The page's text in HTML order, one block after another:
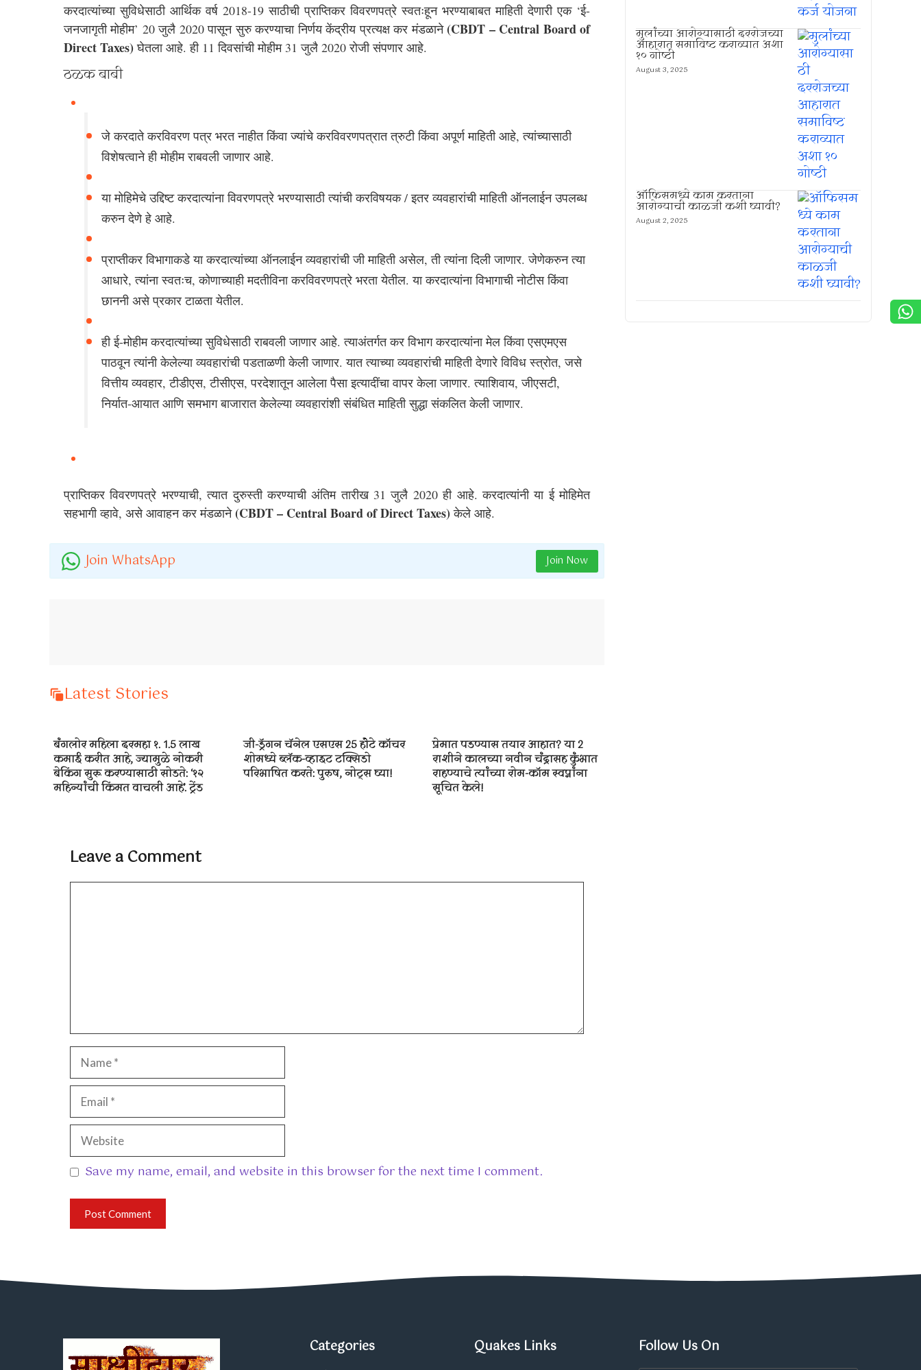
करदात्यांच्या सुविधेसाठी आर्थिक वर्ष 2018-19 साठीची प्राप्तिकर विवरणपत्रे स्वतःहून भरण्याबाबत माहिती देणारी एक ‘ई-
जनजागृती मोहीम’ 20 जुलै 2020 पासून सुरु करण्याचा निर्णय केंद्रीय प्रत्यक्ष कर मंडळाने (CBDT – Central Board of
Direct Taxes) घेतला आहे. ही 11 दिवसांची मोहीम 31 जुलै 2020 रोजी संपणार आहे.
ठळक बाबी
जे करदाते करविवरण पत्र भरत नाहीत किंवा ज्यांचे करविवरणपत्रात त्रुटी किंवा अपूर्ण माहिती आहे, त्यांच्यासाठी
विशेषत्वाने ही मोहीम राबवली जाणार आहे.
या मोहिमेचे उद्दिष्ट करदात्यांना विवरणपत्रे भरण्यासाठी त्यांची करविषयक / इतर व्यवहारांची माहिती ऑनलाईन उपलब्ध
करुन देणे हे आहे.
प्राप्तीकर विभागाकडे या करदात्यांच्या ऑनलाईन व्यवहारांची जी माहिती असेल, ती त्यांना दिली जाणार. जेणेकरुन त्या
आधारे, त्यांना स्वतःच, कोणाच्याही मदतीविना करविवरणपत्रे भरता येतील. या करदात्यांना विभागाची नोटीस किंवा
छाननी असे प्रकार टाळता येतील.
ही ई-मोहीम करदात्यांच्या सुविधेसाठी राबवली जाणार आहे. त्याअंतर्गत कर विभाग करदात्यांना मेल किंवा एसएमएस
पाठवून त्यांनी केलेल्या व्यवहारांची पडताळणी केली जाणार. यात त्याच्या व्यवहारांची माहिती देणारे विविध स्त्रोत, जसे
वित्तीय व्यवहार, टीडीएस, टीसीएस, परदेशातून आलेला पैसा इत्यादींचा वापर केला जाणार. त्याशिवाय, जीएसटी,
निर्यात-आयात आणि समभाग बाजारात केलेल्या व्यवहारांशी संबंधित माहिती सुद्धा संकलित केली जाणार.
प्राप्तिकर विवरणपत्रे भरण्याची, त्यात दुरुस्ती करण्याची अंतिम तारीख 31 जुलै 2020 ही आहे. करदात्यांनी या ई मोहिमेत
सहभागी व्हावे, असे आवाहन कर मंडळाने (CBDT – Central Board of Direct Taxes) केले आहे.
Join WhatsApp Join Now
Latest Stories
बंगलोर महिला दरमहा १. 1.5 लाख
कमाई करीत आहे, ज्यामुळे नोकरी
बेकिंग सुरू करण्यासाठी सोडते: ‘१२
महिन्यांची किंमत वाचली आहे’. ट्रेंड
जी-ड्रॅगन चॅनेल एसएस 25 हौटे कॉचर
शोमध्ये ब्लॅक-व्हाइट टक्सिडो
परिभाषित करते: पुरुष, नोट्स घ्या!
प्रेमात पडण्यास तयार आहात? या 2
राशीने कालच्या नवीन चंद्रासह कुंभात
राहण्याचे त्यांच्या रोम-कॉम स्वप्नांना
सूचित केले!
Leave a Comment
Name
Email
Website
Save my name, email, and website in this browser for the next time I comment.
मुलांच्या आरोग्यासाठी दररोजच्या
आहारात समाविष्ट कराव्यात अशा
१० गोष्टी
August 3, 2025
ऑफिसमध्ये काम करताना
आरोग्याची काळजी कशी घ्यावी?
August 2, 2025
Categories Quakes Links Follow Us On